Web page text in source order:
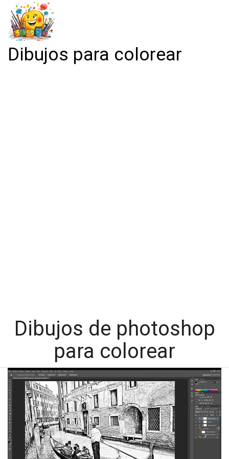
Dibujos para colorear
Dibujos de photoshop
para colorear